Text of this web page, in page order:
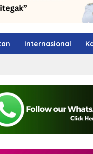
Internasional